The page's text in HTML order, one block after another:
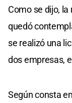
Como se dijo,
quedó
se realizó una
dos empresas,
Según consta